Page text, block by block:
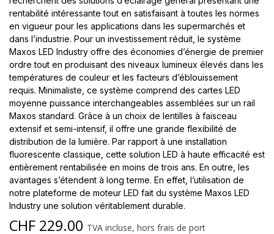
rentabilité intéressante tout en satisfaisant à toutes les normes
en vigueur pour les applications dans les supermarchés et
dans l’industrie. Pour un investissement réduit, le système
Maxos LED Industry offre des économies d’énergie de premier
ordre tout en produisant des niveaux lumineux élevés dans les
températures de couleur et les facteurs d’éblouissement
requis. Minimaliste, ce système comprend des cartes LED
moyenne puissance interchangeables assemblées sur un rail
Maxos standard. Grâce à un choix de lentilles à faisceau
extensif et semi-intensif, il offre une grande flexibilité de
distribution de la lumière. Par rapport à une installation
fluorescente classique, cette solution LED à haute efficacité est
entièrement rentabilisée en moins de trois ans. En outre, les
avantages s’étendent à long terme. En effet, l’utilisation de
notre plateforme de moteur LED fait du système Maxos LED
Industry une solution véritablement durable.
CHF 229.00 TVA incluse, hors frais de port